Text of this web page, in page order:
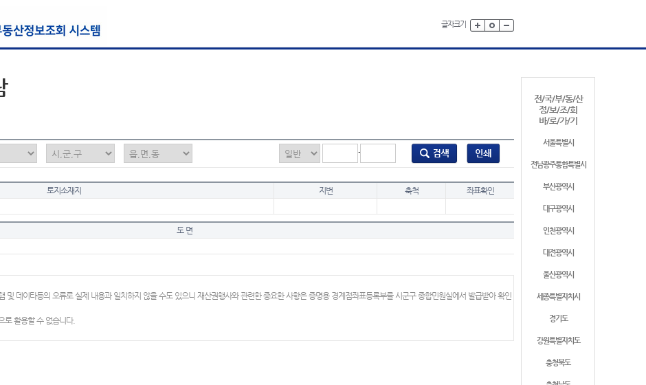
글자크기
전/국/부/동/산
정/보/조/회
바/로/가/기
서울특별시
전남광주통합특별시
부산광역시
대구광역시
인천광역시
대전광역시
울산광역시
세종특별자치시
경기도
강원특별자치도
충청북도
-
토지소재지 지번 축척 좌표확인
도 면
및 데이타등의 오류로 실제 내용과 일치하지 않을 수도 있으니 재산권행사와 관련한 중요한 사항은 증명용 경계점좌표등록부를 시군구 종합민원실에서 발급받아 확인
로 활용할 수 없습니다.